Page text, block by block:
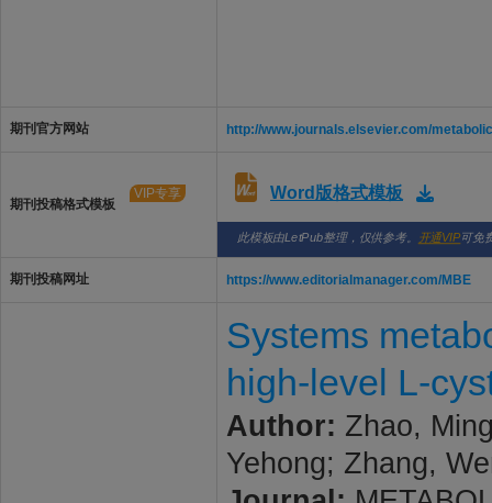
期刊官方网站 http://www.journals.elsevier.com/
期刊投稿格式模板
VIP专享 Word版格式模板
此模板由LetPub整理，仅供参考。 开通VIP可免
期刊投稿网址 https://www.editorialmanager.com/MBE
Systems
high-level L-
Author: Zhao,
Yehong; Zhang,